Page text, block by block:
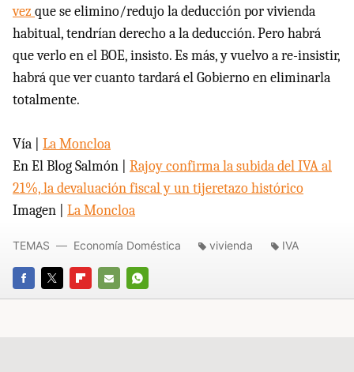
vez que se elimino/redujo la deducción por vivienda
habitual, tendrían derecho a la deducción. Pero habrá
que verlo en elBOE, insisto. Es más, y vuelvo a re-insistir,
habrá que ver cuanto tardará el Gobierno en eliminarla
totalmente.
Vía | La Moncloa
En El Blog Salmón | Rajoy confirma la subida delIVAal
21%, la devaluación fiscal y un tijeretazo histórico
Imagen | La Moncloa
FACEBOOK
TWITTERFLIPBOARD
E-
WHATSAPP
TEMAS Economía Doméstica vivienda IVA